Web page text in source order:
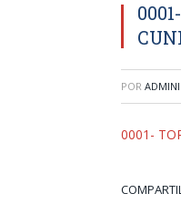
POR
0001-